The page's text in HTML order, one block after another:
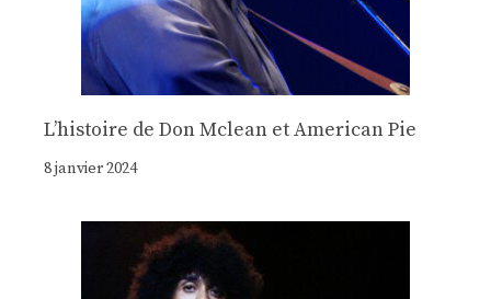
Lʼhistoire de Don Mclean et American Pie
8 janvier 2024